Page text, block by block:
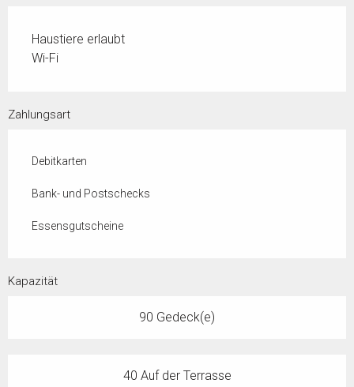
Haustiere erlaubt
Wi-Fi
Zahlungsart
Debitkarten
Bank- und Postschecks
Essensgutscheine
Kapazität
90 Gedeck(e)
40 Auf der Terrasse